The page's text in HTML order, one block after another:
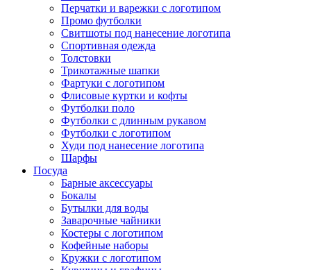
Перчатки и варежки с логотипом
Промо футболки
Свитшоты под нанесение логотипа
Спортивная одежда
Толстовки
Трикотажные шапки
Фартуки с логотипом
Флисовые куртки и кофты
Футболки поло
Футболки с длинным рукавом
Футболки с логотипом
Худи под нанесение логотипа
Шарфы
Посуда
Барные аксессуары
Бокалы
Бутылки для воды
Заварочные чайники
Костеры с логотипом
Кофейные наборы
Кружки с логотипом